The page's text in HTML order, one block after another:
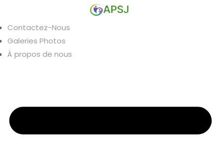
Contactez-Nous
Galeries Photos
À propos de nous